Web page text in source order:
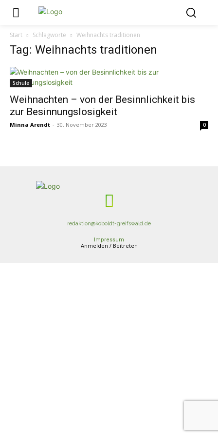
Start Schlagworte Weihnachts traditionen
Tag: Weihnachts traditionen
Schule
Weihnachten – von der Besinnlichkeit bis
zur Besinnungslosigkeit
Minna Arendt - 30. November 2023 0
redaktion@koboldt-greifswald.de
Impressum
Anmelden / Beitreten